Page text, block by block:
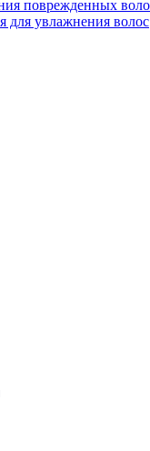
поврежденных
увлажнения волос